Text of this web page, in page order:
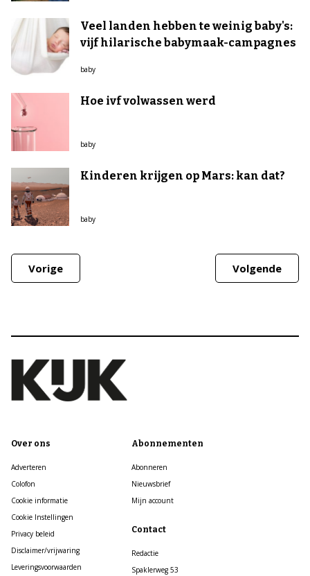
Veel landen hebben te weinig baby's:
vijf hilarische babymaak-campagnes
baby
Hoe ivf volwassen werd
baby
Kinderen krijgen op Mars: kan dat?
baby
Vorige Volgende
Over ons
Adverteren
Colofon
Cookie informatie
Cookie Instellingen
Privacy beleid
Disclaimer/vrijwaring
Leveringsvoorwaarden
Abonnementen
Abonneren
Nieuwsbrief
Mijn account
Contact
Redactie
Spaklerweg 53